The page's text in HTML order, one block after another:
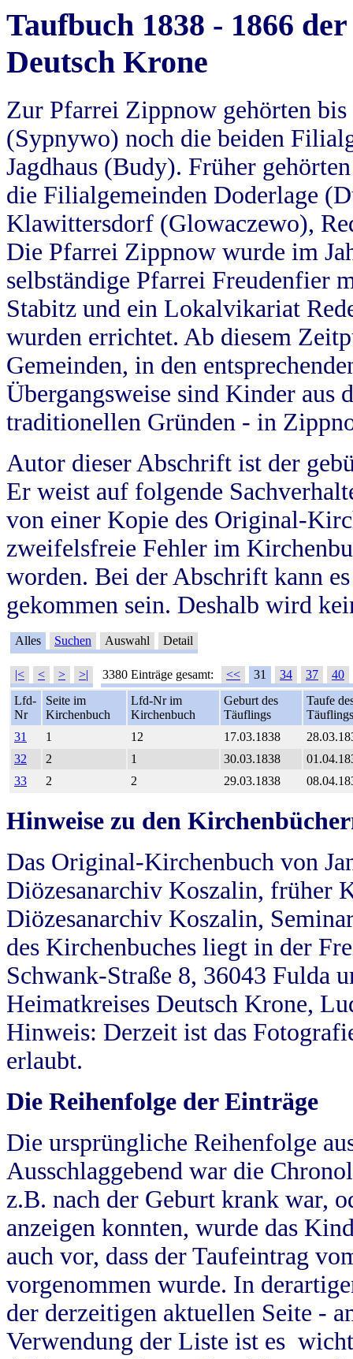
Taufbuch 1838 - 1866
Deutsch Krone
Zur Pfarrei Zippnow gehörten
(Sypnywo) noch die beiden
Jagdhaus (Budy). Früher
die Filialgemeinden Doderlage
Klawittersdorf (Glowaczewo),
Die Pfarrei Zippnow wurde im
selbständige Pfarrei Freudenfier
Stabitz und ein Lokalvikariat
wurden errichtet. Ab diesem
Gemeinden, in den
Übergangsweise sind Kinder aus
traditionellen Gründen - in
Autor dieser Abschrift ist der
Er weist auf folgende
von einer Kopie des Original-
zweifelsfreie Fehler im
worden. Bei der Abschrift kann
gekommen sein. Deshalb wird
Alles Suchen Auswahl Detail
|< < > >| 3380 Einträge gesamt: << 31 34 37
40
Lfd-
Nr
Seite im
Kirchenbuch
Lfd-Nr im
Kirchenbuch
Geburt des
Täuflings
Taufe
Täuflings
31
1 12 17.03.1838
32
2 1 30.03.1838
33
2 2 29.03.1838
Hinweise zu den
Das Original-Kirchenbuch von
Diözesanarchiv Koszalin, früher
Diözesanarchiv Koszalin,
des Kirchenbuches liegt in der
Schwank-Straße 8, 36043 Fulda
Heimatkreises Deutsch Krone,
Hinweis: Derzeit ist das
erlaubt.
Die Reihenfolge der Einträge
Die ursprüngliche Reihenfolge
Ausschlaggebend war die
z.B. nach der Geburt krank war,
anzeigen konnten, wurde das
auch vor, dass der Taufeintrag
vorgenommen wurde. In
der derzeitigen aktuellen Seite -
Verwendung der Liste ist es